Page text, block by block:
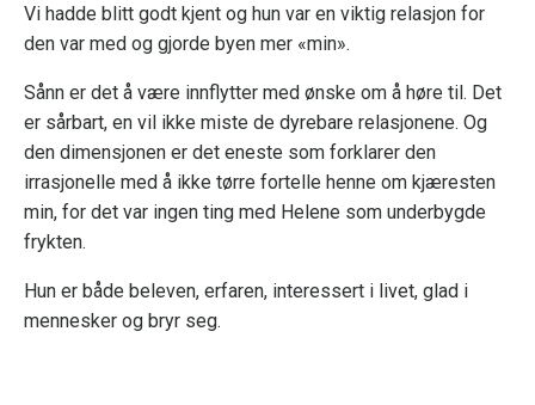
Vi hadde blitt godt kjent og hun var en viktig relasjon for
den var med og gjorde byen mer «min».
Sånn er det å være innflytter med ønske om å høre til. Det
er sårbart, en vil ikke miste de dyrebare relasjonene. Og
den dimensjonen er det eneste som forklarer den
irrasjonelle med å ikke tørre fortelle henne om kjæresten
min, for det var ingen ting med Helene som underbygde
frykten.
Hun er både beleven, erfaren, interessert i livet, glad i
mennesker og bryr seg.